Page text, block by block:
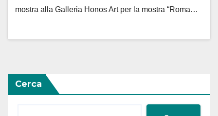
mostra alla Galleria Honos Art per la mostra “Roma…
Cerca